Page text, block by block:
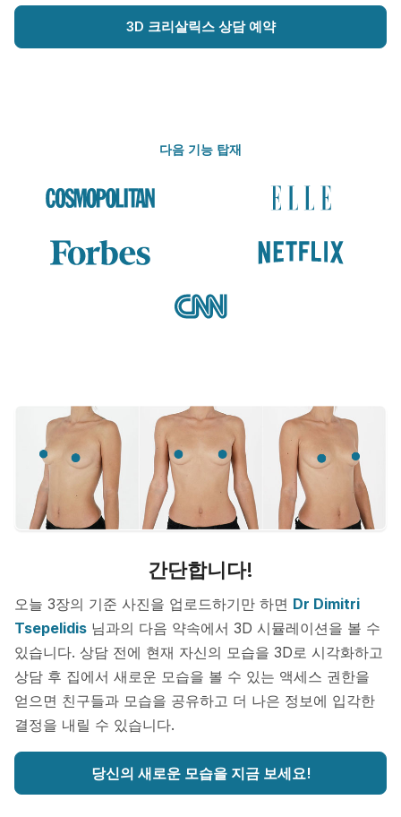
3D 크리살릭스 상담 예약
다음 기능 탑재
간단합니다!
오늘 3장의 기준 사진을 업로드하기만 하면 Dr Dimitri
Tsepelidis 님과의 다음 약속에서 3D 시뮬레이션을 볼 수
있습니다. 상담 전에 현재 자신의 모습을 3D로 시각화하고
상담 후 집에서 새로운 모습을 볼 수 있는 액세스 권한을
얻으면 친구들과 모습을 공유하고 더 나은 정보에 입각한
결정을 내릴 수 있습니다.
당신의 새로운 모습을 지금 보세요!